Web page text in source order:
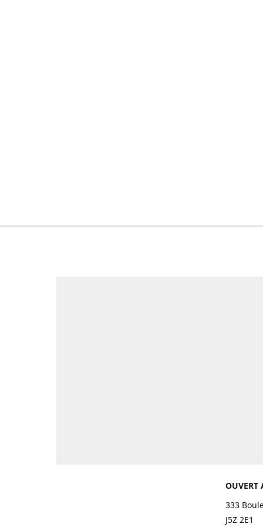
OUVERT
333
J5Z 2E1